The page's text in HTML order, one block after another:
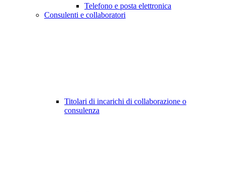
Telefono e posta elettronica
Consulenti e collaboratori
Titolari di incarichi di collaborazione o
consulenza